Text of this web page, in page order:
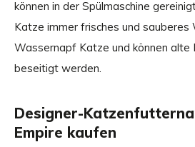
können in der Spülmaschine
Katze immer frisches und sauberes
Wassernapf Katze und können alte
beseitigt werden.
Designer-
Empire kaufen